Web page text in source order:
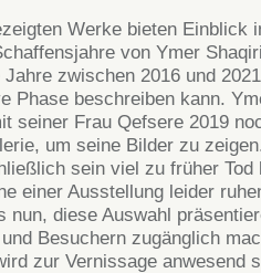
Werke bieten Einblick
von Ymer
zwischen 2016 und
Phase beschreiben kann.
seiner Frau Qefsere 2019
um seine Bilder zu
sein viel zu früher Tod
einer Ausstellung leider
nun, diese Auswahl
Besuchern zugänglich
zur Vernissage anwesend